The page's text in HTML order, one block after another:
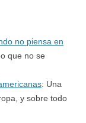
no piensa en
que no se
: Una
y sobre todo